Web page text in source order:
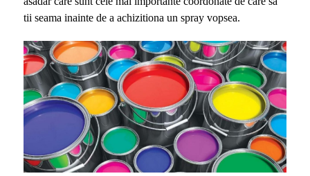
tii seama inainte de a achizitiona un spray vopsea.